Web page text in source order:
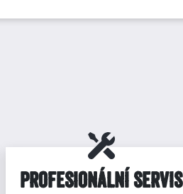
PROFESIONÁLNÍ SERVIS